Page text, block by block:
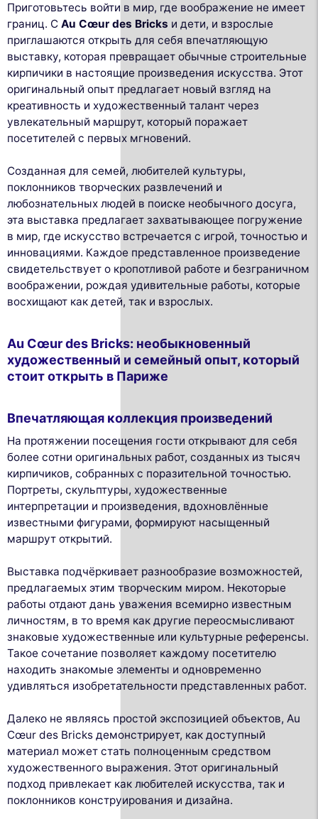
Приготовьтесь войти в мир, где воображение не имеет
границ. С Au Cœur des Bricks и дети, и взрослые
приглашаются открыть для себя впечатляющую
выставку, которая превращает обычные строительные
кирпичики в настоящие произведения искусства. Этот
оригинальный опыт предлагает новый взгляд на
креативность и художественный талант через
увлекательный маршрут, который поражает
посетителей с первых мгновений.
Созданная для семей, любителей культуры,
поклонников творческих развлечений и
любознательных людей в поиске необычного досуга,
эта выставка предлагает захватывающее погружение
в мир, где искусство встречается с игрой, точностью и
инновациями. Каждое представленное произведение
свидетельствует о кропотливой работе и безграничном
воображении, рождая удивительные работы, которые
восхищают как детей, так и взрослых.
Au Cœur des Bricks: необыкновенный
художественный и семейный опыт, который
стоит открыть в Париже
Впечатляющая коллекция произведений
На протяжении посещения гости открывают для себя
более сотни оригинальных работ, созданных из тысяч
кирпичиков, собранных с поразительной точностью.
Портреты, скульптуры, художественные
интерпретации и произведения, вдохновлённые
известными фигурами, формируют насыщенный
маршрут открытий.
Выставка подчёркивает разнообразие возможностей,
предлагаемых этим творческим миром. Некоторые
работы отдают дань уважения всемирно известным
личностям, в то время как другие переосмысливают
знаковые художественные или культурные референсы.
Такое сочетание позволяет каждому посетителю
находить знакомые элементы и одновременно
удивляться изобретательности представленных работ.
Далеко не являясь простой экспозицией объектов, Au
Cœur des Bricks демонстрирует, как доступный
материал может стать полноценным средством
художественного выражения. Этот оригинальный
подход привлекает как любителей искусства, так и
поклонников конструирования и дизайна.